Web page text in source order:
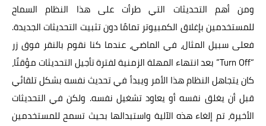
ومن أهم التحديثات التي طرأت على هذا النظام السماح
للمستخدمين بإغلاق الكمبيوتر تمامًا دون تثبيت التحديثات الجديدة.
فعلى سبيل المثال، في الماضي، عندما كنا نقوم بالنقر فوق زر
“Turn Off” بعد انتهاء المهلة الزمنية لفترة تأجيل التحديثات مؤقتًا،
كان يتجاهل النظام هذا الأمر ويبدأ في تحديث نفسه بشكل تلقائي
قبل أن يغلق نفسه أو يعاود تشغيل نفسه. ولكن في التحديثات
الأخيرة، تم إلغاء هذه الآلية واستبدالها بحيث تسمح للمستخدمين